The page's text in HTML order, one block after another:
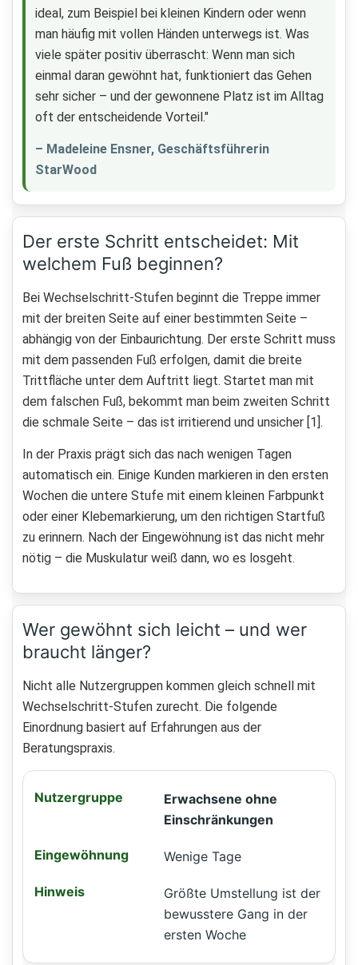
ideal, zum Beispiel bei kleinen Kindern oder wenn
man häufig mit vollen Händen unterwegs ist. Was
viele später positiv überrascht: Wenn man sich
einmal daran gewöhnt hat, funktioniert das Gehen
sehr sicher – und der gewonnene Platz ist im Alltag
oft der entscheidende Vorteil."
– Madeleine Ensner, Geschäftsführerin
StarWood
Der erste Schritt entscheidet: Mit
welchem Fuß beginnen?
Bei Wechselschritt-Stufen beginnt die Treppe immer
mit der breiten Seite auf einer bestimmten Seite –
abhängig von der Einbaurichtung. Der erste Schritt muss
mit dem passenden Fuß erfolgen, damit die breite
Trittfläche unter dem Auftritt liegt. Startet man mit
dem falschen Fuß, bekommt man beim zweiten Schritt
die schmale Seite – das ist irritierend und unsicher [1].
In der Praxis prägt sich das nach wenigen Tagen
automatisch ein. Einige Kunden markieren in den ersten
Wochen die untere Stufe mit einem kleinen Farbpunkt
oder einer Klebemarkierung, um den richtigen Startfuß
zu erinnern. Nach der Eingewöhnung ist das nicht mehr
nötig – die Muskulatur weiß dann, wo es losgeht.
Wer gewöhnt sich leicht – und wer
braucht länger?
Nicht alle Nutzergruppen kommen gleich schnell mit
Wechselschritt-Stufen zurecht. Die folgende
Einordnung basiert auf Erfahrungen aus der
Beratungspraxis.
Erwachsene ohne
Einschränkungen
Wenige Tage
Größte Umstellung ist der
bewusstere Gang in der
ersten Woche